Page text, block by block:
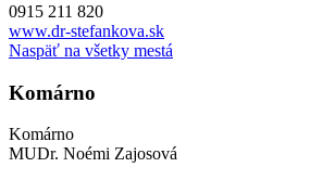
0915 211 820
www.dr-stefankova.sk
Naspäť na všetky mestá
Komárno
Komárno
MUDr. Noémi Zajosová